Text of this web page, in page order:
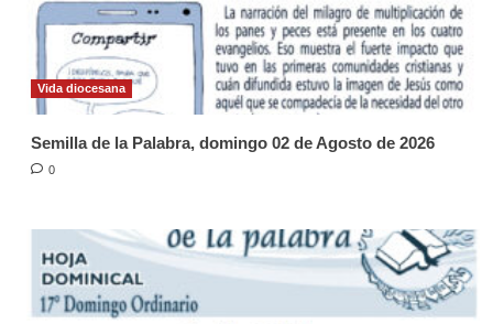
Vida diocesana
Semilla de la Palabra, domingo 02 de Agosto de 2026
0